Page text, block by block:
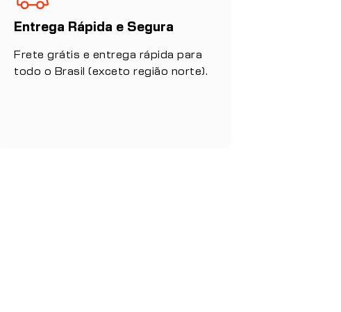
Entrega Rápida e Segura
Frete grátis e entrega rápida para
todo o Brasil (exceto região norte).